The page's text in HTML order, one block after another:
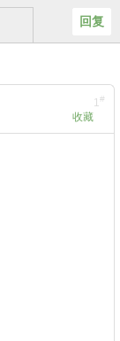
回复
1#
收藏